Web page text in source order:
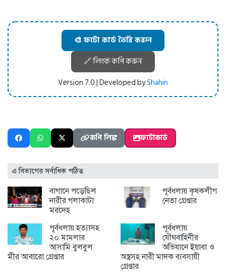
🎨 ফটো কার্ড তৈরি করুন
🔗 লিংক কপি করুন
Version 7.0 | Developed byShahin
কপি লিঙ্ক ফটোকার্ড
এ বিভাগের সর্বাধিক পঠিত
বাগানে পড়েছিল
নারীর গলাকাটা
মরদেহ
পূর্বধলায় কৃষকলীগ
নেতা গ্রেপ্তার
পূর্বধলায় হত্যাসহ
২০ মামলার
আসামি বুলবুল
মীর আবারো গ্রেপ্তার
পূর্বধলায়
যৌথবাহিনীর
অভিযানে ইয়াবা ও
অস্ত্রসহ নারী মাদক ব্যবসায়ী
গ্রেপ্তার